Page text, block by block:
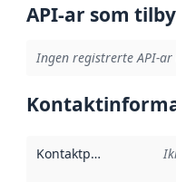
API-ar som
Ingen registrerte API-
Kontaktpunkt